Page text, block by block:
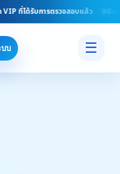
ที่ได้รับการตรวจสอบแล้ว ยินดี
บบ ☰